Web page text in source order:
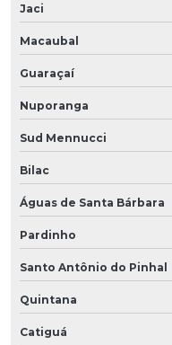
Jaci
Macaubal
Guaraçaí
Nuporanga
Sud Mennucci
Bilac
Águas de Santa Bárbara
Pardinho
Santo Antônio do Pinhal
Quintana
Catiguá